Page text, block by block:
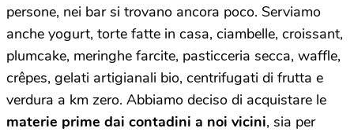
persone, nei bar si trovano ancora poco. Serviamo
anche yogurt, torte fatte in casa, ciambelle, croissant,
plumcake, meringhe farcite, pasticceria secca, waffle,
crêpes, gelati artigianali bio, centrifugati di frutta e
verdura a km zero. Abbiamo deciso di acquistare le
materie prime dai contadini a noi vicini, sia per